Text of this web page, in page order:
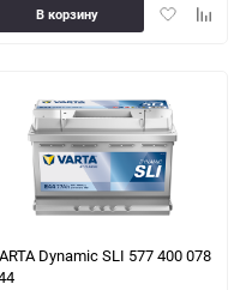
Добавить
В корзину
Dynamic SLI 577 400 078